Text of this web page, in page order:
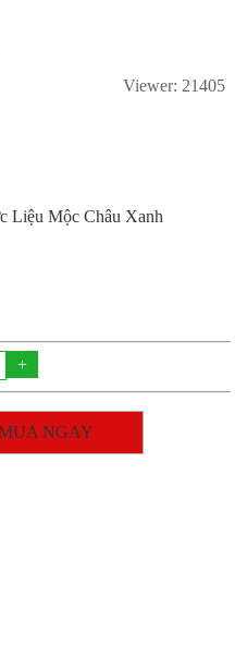
Viewer: 21405
Liệu Mộc Châu Xanh
+
NGAY